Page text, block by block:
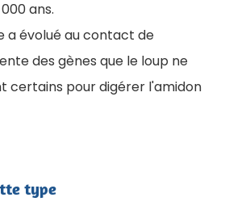
ans.
a évolué au contact de
des gènes que le loup ne
certains pour digérer l'amidon
type